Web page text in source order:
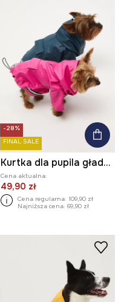
-28%
FINAL SALE
Kurtka dla pupila gładka
Cena aktualna:
49,90 zł
Cena regularna: 109,90 zł
Najniższa cena: 69,90 zł